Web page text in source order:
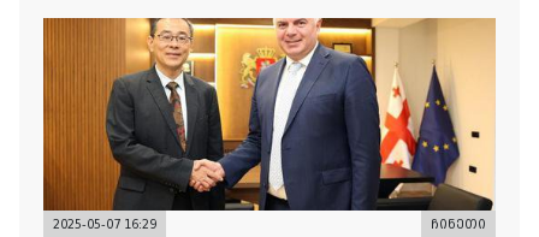
2025-05-07 16:29 ჩინეთი